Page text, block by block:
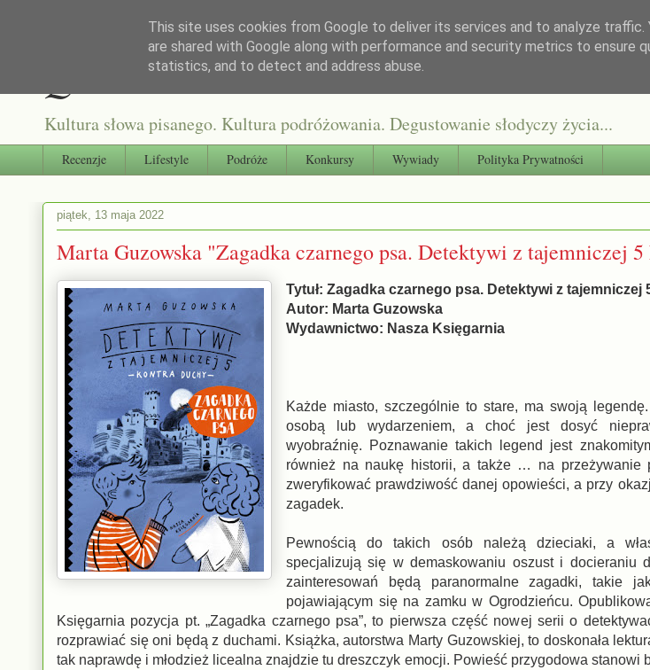
Qultura słowa
Kultura słowa pisanego. Kultura podróżowania. Degustowanie słodyczy życia...
Recenzje Lifestyle Podróże Konkursy Wywiady Polityka Prywatności
piątek, 13 maja 2022
Marta Guzowska "Zagadka czarnego psa. Detektywi z tajemniczej
Tytuł: Zagadka czarnego psa. Detektywi z tajemniczej
Autor: Marta Guzowska
Wydawnictwo: Nasza Księgarnia
Każde miasto, szczególnie to stare, ma swoją
osobą lub wydarzeniem, a choć jest dosyć
wyobraźnię. Poznawanie takich legend jest
również na naukę historii, a także … na przeżywanie
zweryfikować prawdziwość danej opowieści, a przy
zagadek.
Pewnością do takich osób należą dzieciaki, a
specjalizują się w demaskowaniu oszust i docieraniu
zainteresowań będą paranormalne zagadki, takie
pojawiającym się na zamku w Ogrodzieńcu.
Księgarnia pozycja pt. „Zagadka czarnego psa”, to pierwsza część nowej serii o
rozprawiać się oni będą z duchami. Książka, autorstwa Marty Guzowskiej, to doskonała
tak naprawdę i młodzież licealna znajdzie tu dreszczyk emocji. Powieść przygodowa stanowi
This site uses cookies from Google to deliver its services and to analyze traffic.
are shared with Google along with performance and security metrics to ensure
statistics, and to detect and address abuse.